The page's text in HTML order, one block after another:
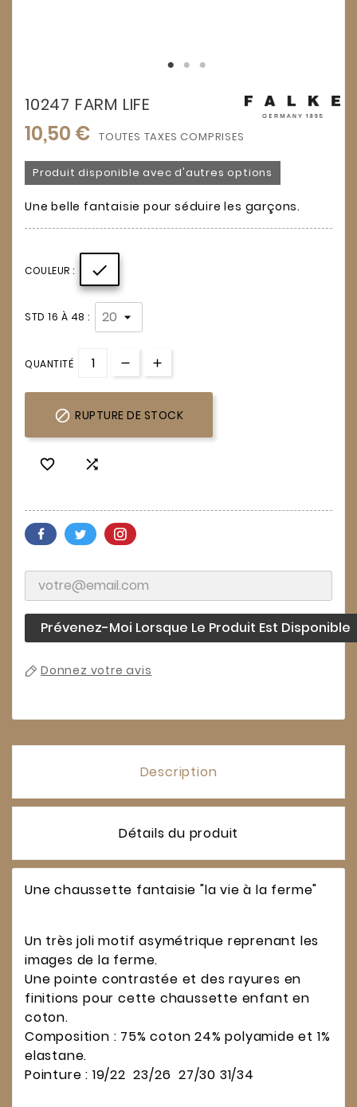
10247 FARM LIFE
10,50 € TOUTES TAXES COMPRISES
Produit disponible avec d'autres options
Une belle fantaisie pour séduire les garçons.
COULEUR : 
STD 16 À 48 :
QUANTITÉ
 RUPTURE DE STOCK
 
Prévenez-Moi Lorsque Le Produit Est Disponible
Donnez votre avis
Description
Détails du produit
Une chaussette fantaisie "la vie à la ferme"
Un très joli motif asymétrique reprenant les
images de la ferme.
Une pointe contrastée et des rayures en
finitions pour cette chaussette enfant en
coton.
Composition : 75% coton 24% polyamide et 1%
elastane.
Pointure : 19/22 23/26 27/30 31/34